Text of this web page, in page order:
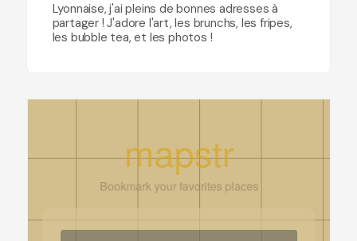
Lyonnaise, j'ai pleins de bonnes adresses à
partager ! J'adore l'art, les brunchs, les fripes,
les bubble tea, et les photos !